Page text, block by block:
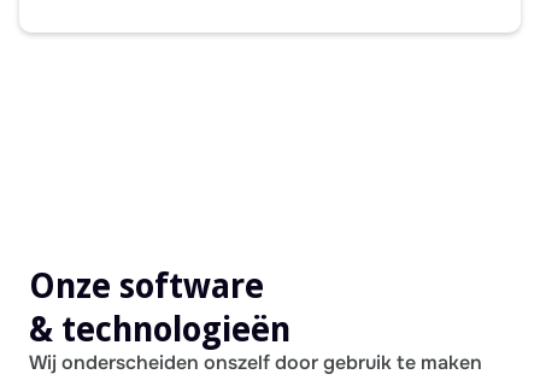
Onze software
& technologieën
Wij onderscheiden onszelf door gebruik te maken